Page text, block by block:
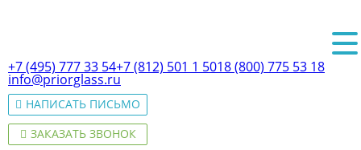
+7 (495) 777 33 54+7 (812) 501 1 5018 (800) 775 53 18
info@priorglass.ru
НАПИСАТЬ ПИСЬМО
ЗАКАЗАТЬ ЗВОНОК